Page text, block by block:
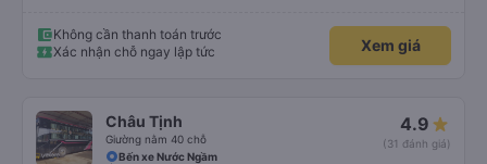
Không cần thanh toán trước
Xác nhận chỗ ngay lập tức
Xem giá
Châu Tịnh
Giường nằm 40 chỗ
4.9
(31 đánh giá)
Bến xe Nước Ngầm